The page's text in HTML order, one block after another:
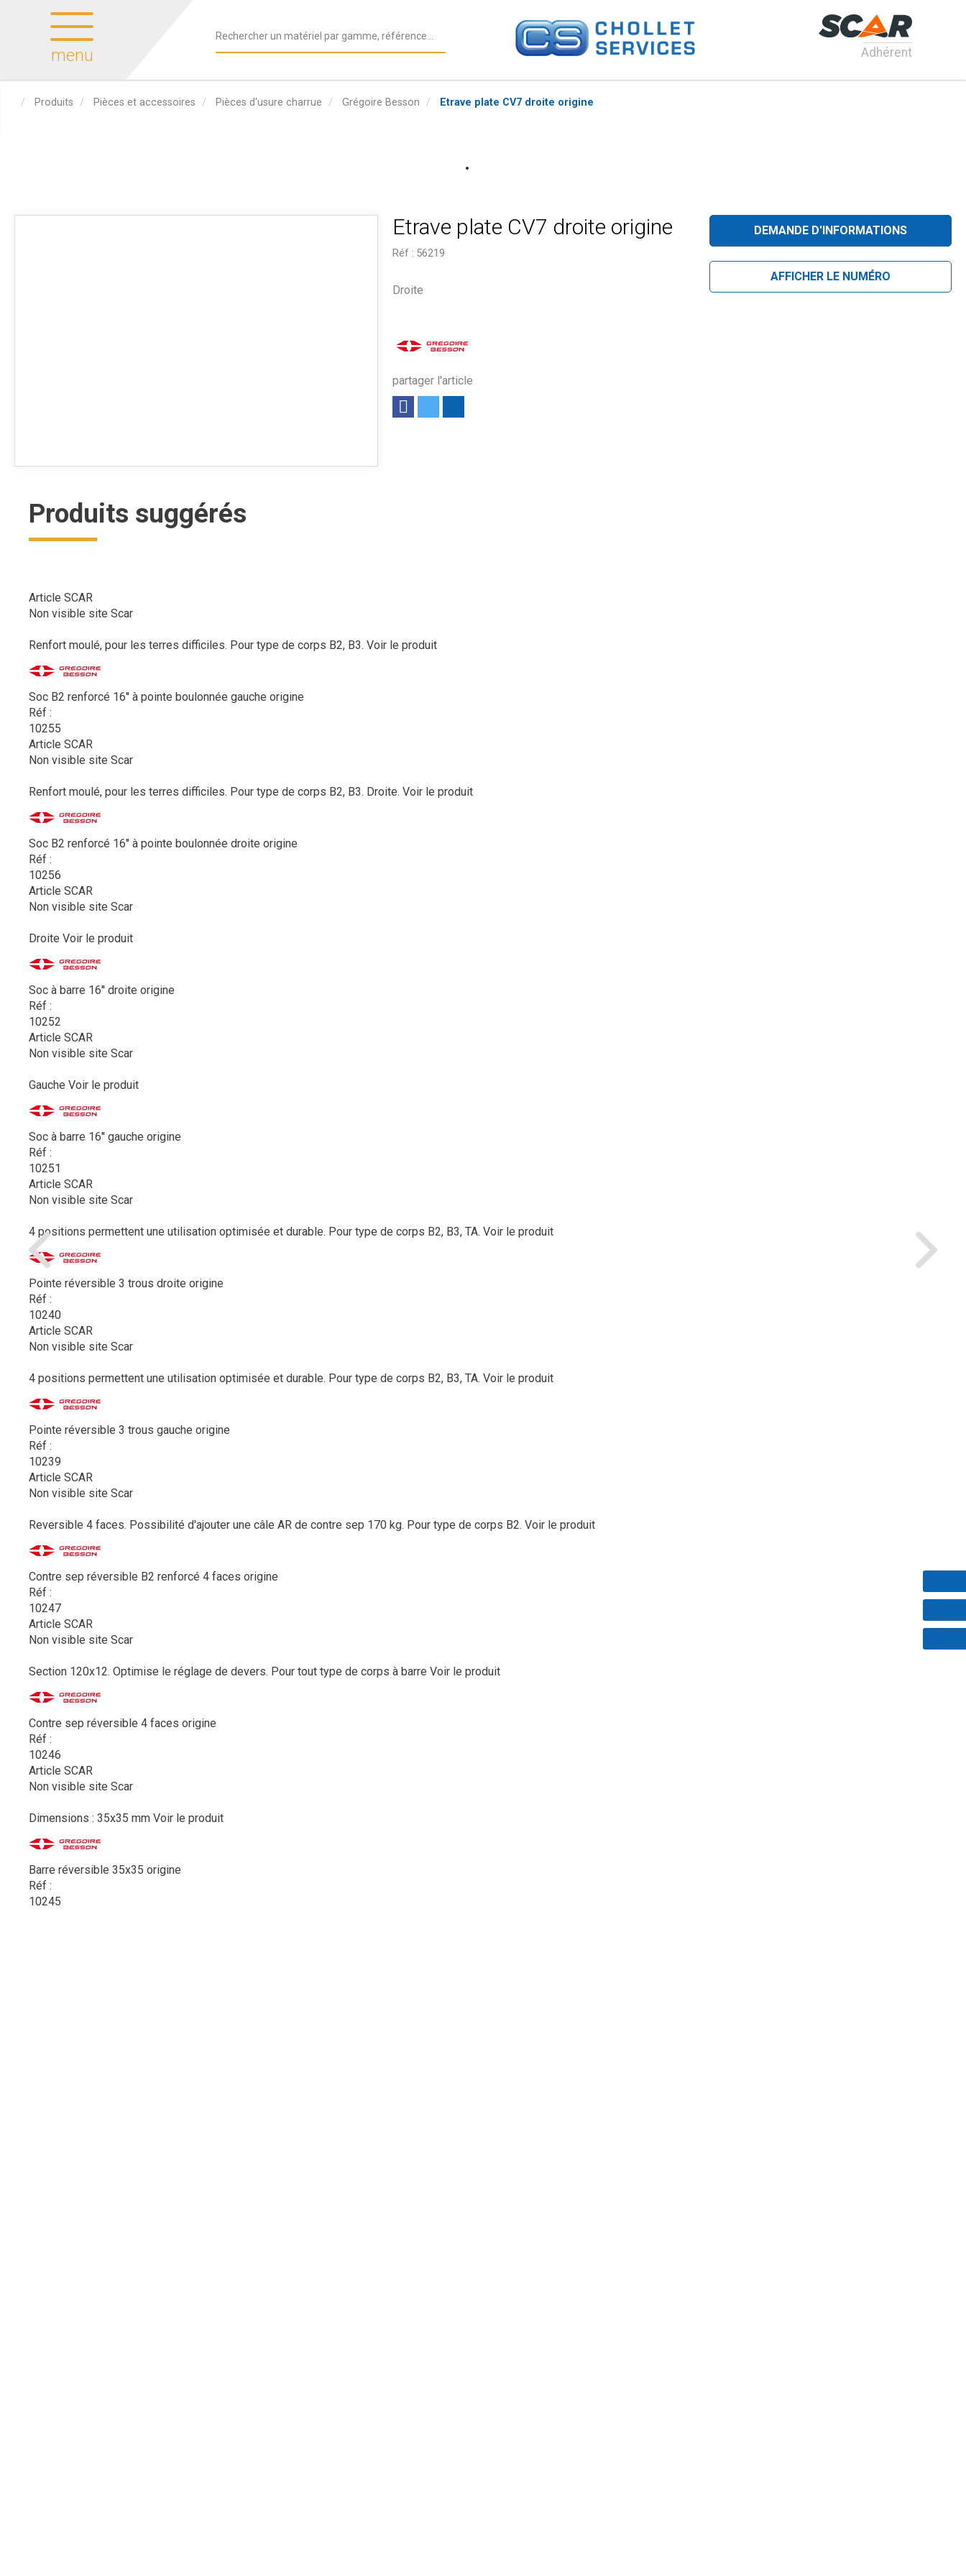
menu Adhérent
Produits Pièces et accessoires Pièces d'usure charrue Grégoire Besson Etrave plate CV7 droite origine
Etrave plate CV7 droite origine
Réf : 56219
partager l'article
Droite
DEMANDE D'INFORMATIONS
AFFICHER LE NUMÉRO
Produits suggérés
Article SCAR
Non visible site Scar
Renfort moulé, pour les terres difficiles. Pour type de corps B2, B3. Voir le produit
Soc B2 renforcé 16'' à pointe boulonnée gauche origine
Réf :
10255
Article SCAR
Non visible site Scar
Renfort moulé, pour les terres difficiles. Pour type de corps B2, B3. Droite. Voir le produit
Soc B2 renforcé 16'' à pointe boulonnée droite origine
Réf :
10256
Article SCAR
Non visible site Scar
Droite Voir le produit
Soc à barre 16'' droite origine
Réf :
10252
Article SCAR
Non visible site Scar
Gauche Voir le produit
Soc à barre 16'' gauche origine
Réf :
10251
Article SCAR
Non visible site Scar
4 positions permettent une utilisation optimisée et durable. Pour type de corps B2, B3, TA. Voir le produit
Pointe réversible 3 trous droite origine
Réf :
10240
Article SCAR
Non visible site Scar
4 positions permettent une utilisation optimisée et durable. Pour type de corps B2, B3, TA. Voir le produit
Pointe réversible 3 trous gauche origine
Réf :
10239
Article SCAR
Non visible site Scar
Reversible 4 faces. Possibilité d'ajouter une câle AR de contre sep 170 kg. Pour type de corps B2. Voir le produit
Contre sep réversible B2 renforcé 4 faces origine
Réf :
10247
Article SCAR
Non visible site Scar
Section 120x12. Optimise le réglage de devers. Pour tout type de corps à barre Voir le produit
Contre sep réversible 4 faces origine
Réf :
10246
Article SCAR
Non visible site Scar
Dimensions : 35x35 mm Voir le produit
Barre réversible 35x35 origine
Réf :
10245